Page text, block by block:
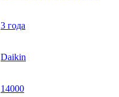
3 года
Daikin
14000